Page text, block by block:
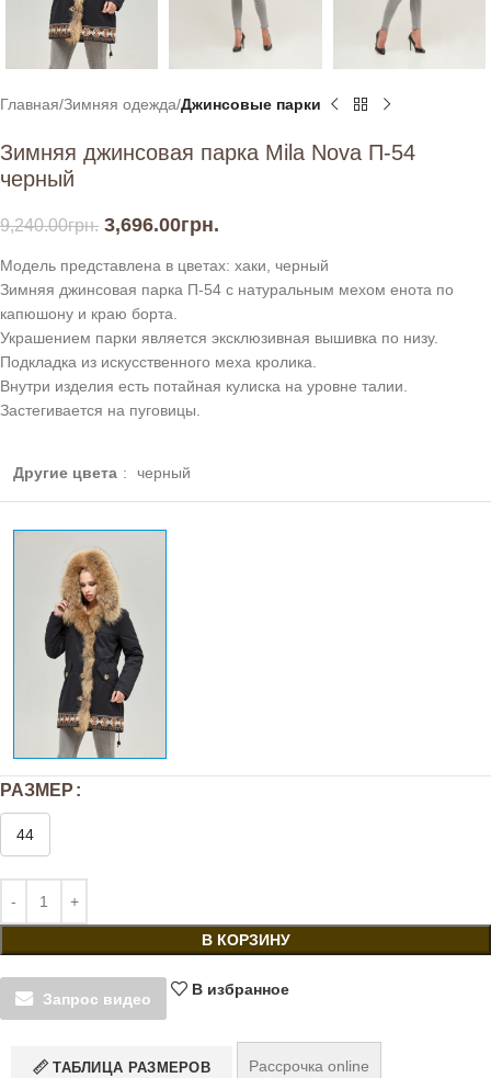
Главная Зимняя одежда Джинсовые парки
Зимняя джинсовая парка Mila Nova П-54
черный
9,240.00грн. 3,696.00грн.
Модель представлена в цветах: хаки, черный
Зимняя джинсовая парка П-54 с натуральным мехом енота по
капюшону и краю борта.
Украшением парки является эксклюзивная вышивка по низу.
Подкладка из искусственного меха кролика.
Внутри изделия есть потайная кулиска на уровне талии.
Застегивается на пуговицы.
Другие цвета : черный
РАЗМЕР
44
В КОРЗИНУ
Запрос видео
В избранное
ТАБЛИЦА РАЗМЕРОВ Рассрочка online